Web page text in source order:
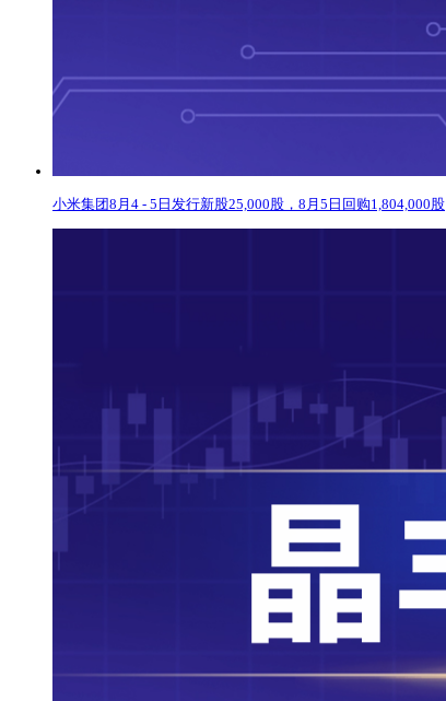
小米集团8月4 - 5日发行新股25,000股，8月5日回购1,804,000股